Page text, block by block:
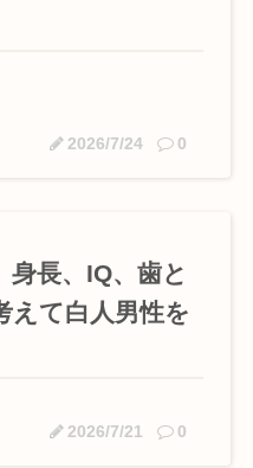
2026/7/24 0
長、IQ、歯と
えて白人男性を
2026/7/21 0